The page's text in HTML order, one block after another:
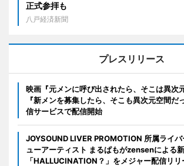
正式参拝も
八戸経済新聞
プレスリリース
映画『元メンに呼び出されたら、そこは異次
『新メンを募集したら、そこも異次元空間だ
信サービスで配信開始
JOYSOUND LIVER PROMOTION 所属ライ
ューアーティスト まるぱもがzensenによる
「HALLUCINATION？」をメジャー配信リリ